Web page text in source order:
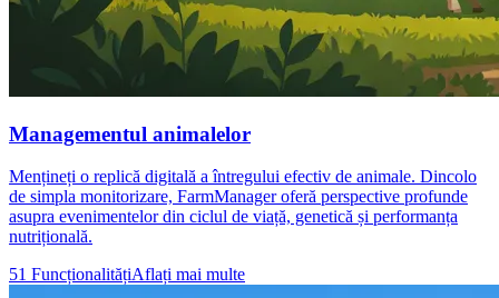
Managementul animalelor
Mențineți o replică digitală a întregului efectiv de animale. Dincolo
de simpla monitorizare, FarmManager oferă perspective profunde
asupra evenimentelor din ciclul de viață, genetică și performanța
nutrițională.
51 FuncționalitățiAflați mai multe